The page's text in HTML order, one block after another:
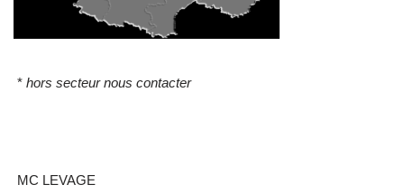
* hors secteur nous contacter
MC LEVAGE